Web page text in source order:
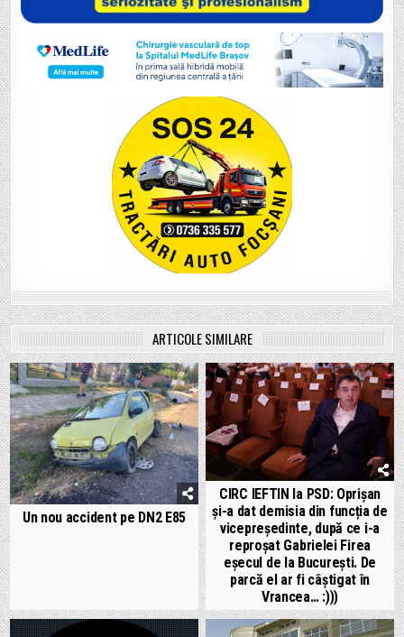
ARTICOLE SIMILARE
Un nou accident pe DN2 E85
CIRC IEFTIN la PSD: Oprișan
și-a dat demisia din funcția de
vicepreședinte, după ce i-a
reproșat Gabrielei Firea
eșecul de la București. De
parcă el ar fi câștigat în
Vrancea… :)))